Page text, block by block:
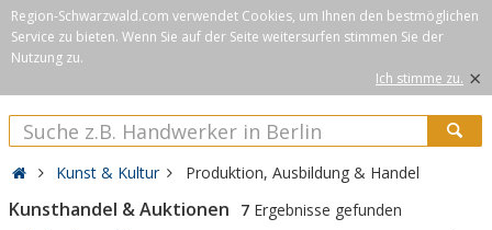
Region-Schwarzwald.com verwendet Cookies, um Ihnen den bestmöglichen
Service zu bieten. Wenn Sie auf der Seite weitersurfen stimmen Sie der
Nutzung zu.
Ich stimme zu. ×
Kunst & Kultur Produktion, Ausbildung & Handel
Kunsthandel & Auktionen 7 Ergebnisse gefunden